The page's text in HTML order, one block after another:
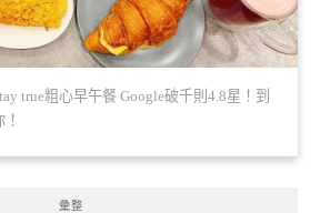
true粗心早午餐 Google破千則4.8星！到
彙整